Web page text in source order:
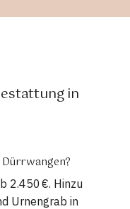
in
2.450 €. Hinzu
Urnengrab in